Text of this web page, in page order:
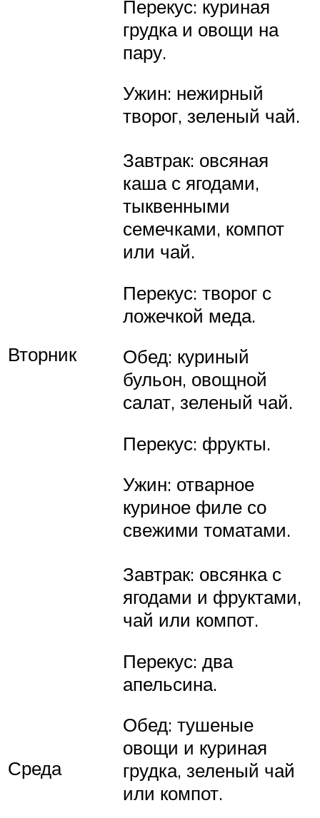
Перекус: куриная
грудка и овощи на
пару.
Ужин: нежирный
творог, зеленый чай.
Вторник
Завтрак: овсяная
каша с ягодами,
тыквенными
семечками, компот
или чай.
Перекус: творог с
ложечкой меда.
Обед: куриный
бульон, овощной
салат, зеленый чай.
Перекус: фрукты.
Ужин: отварное
куриное филе со
свежими томатами.
Среда
Завтрак: овсянка с
ягодами и фруктами,
чай или компот.
Перекус: два
апельсина.
Обед: тушеные
овощи и куриная
грудка, зеленый чай
или компот.